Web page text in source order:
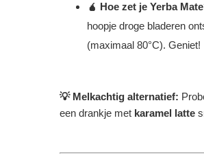
🧉 Hoe zet je Yerba
hoopje droge bladeren
(maximaal 80°C). Geniet!
💡 Melkachtig alternatief:
een drankje met karamel latte